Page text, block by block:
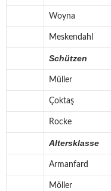
Woyna
Meskendahl
Schützen
Müller
Çoktaş
Rocke
Altersklasse
Armanfard
Möller